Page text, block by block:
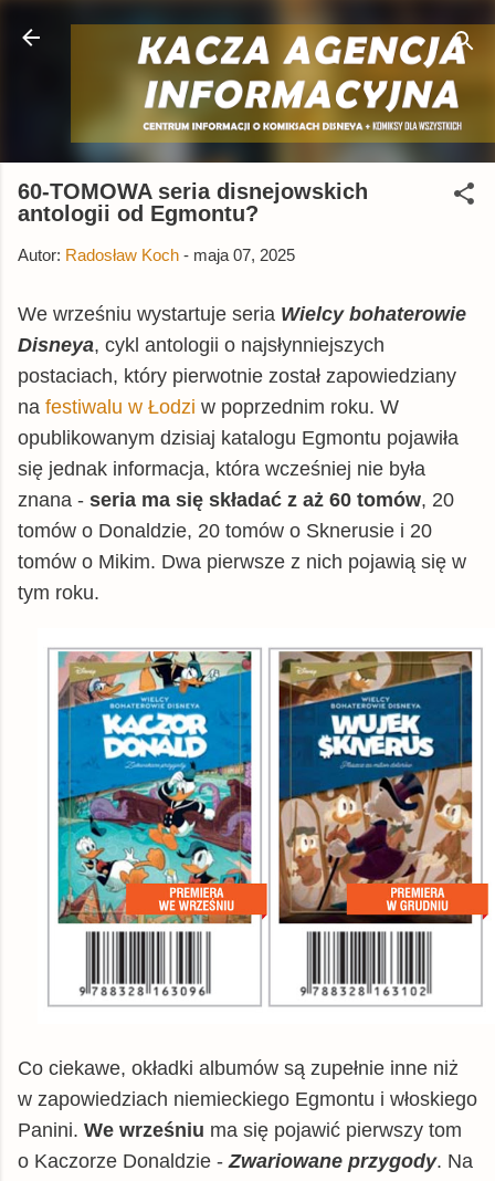
Przejdź do głównej zawartości
60-TOMOWA seria disnejowskich
antologii od Egmontu?
Autor: Radosław Koch - maja 07, 2025
We wrześniu wystartuje seria Wielcy bohaterowie
Disneya, cykl antologii o najsłynniejszych
postaciach, który pierwotnie został zapowiedziany
na festiwalu w Łodzi w poprzednim roku. W
opublikowanym dzisiaj katalogu Egmontu pojawiła
się jednak informacja, która wcześniej nie była
znana - seria ma się składać z aż 60 tomów, 20
tomów o Donaldzie, 20 tomów o Sknerusie i 20
tomów o Mikim. Dwa pierwsze z nich pojawią się w
tym roku.
Co ciekawe, okładki albumów są zupełnie inne niż
w zapowiedziach niemieckiego Egmontu i włoskiego
Panini. We wrześniu ma się pojawić pierwszy tom
o Kaczorze Donaldzie -Zwariowane przygody. Na